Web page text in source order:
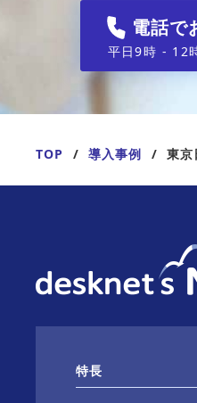
電話で
平日9時 - 12
TOP 導入事例 東京
特長